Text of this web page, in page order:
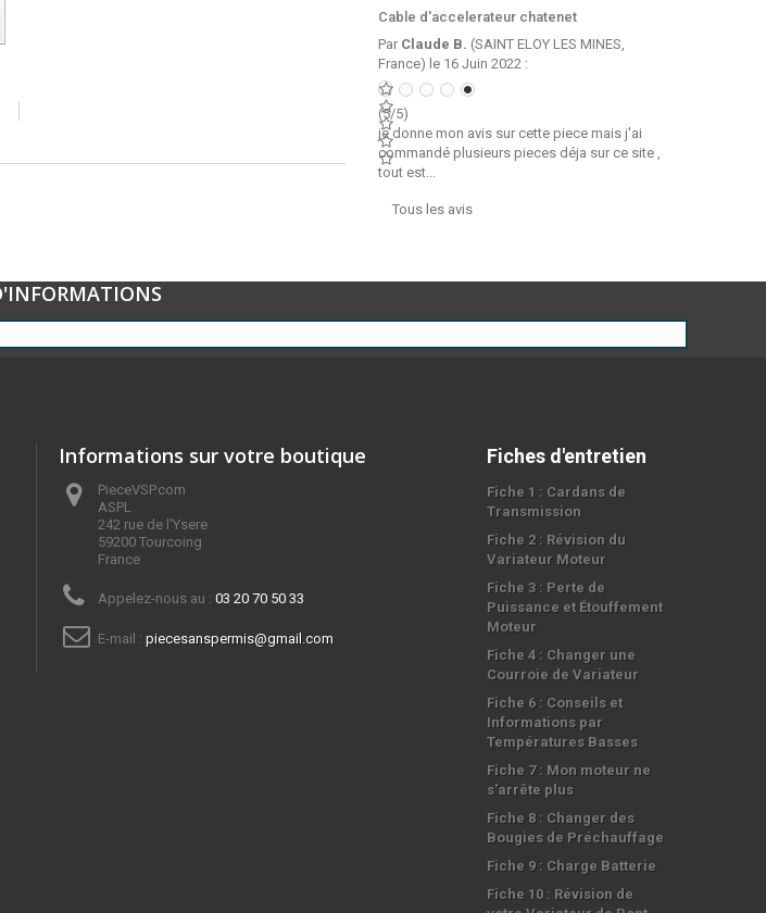
Cable d'accelerateur chatenet
Par Claude B. (SAINT ELOY LES MINES,
France) le 16 Juin 2022 :
(5/5)
je donne mon avis sur cette piece mais j'ai
commandé plusieurs pieces déja sur ce site ,
tout est...
Tous les avis
Informations sur votre boutique
PieceVSP.com
ASPL
242 rue de l'Ysere
59200 Tourcoing
France
Appelez-nous au : 03 20 70 50 33
E-mail : piecesanspermis@gmail.com
Fiches d'entretien
Fiche 1 : Cardans de
Transmission
Fiche 2 : Révision du
Variateur Moteur
Fiche 3 : Perte de
Puissance et Étouffement
Moteur
Fiche 4 : Changer une
Courroie de Variateur
Fiche 6 : Conseils et
Informations par
Températures Basses
Fiche 7 : Mon moteur ne
s'arrête plus
Fiche 8 : Changer des
Bougies de Préchauffage
Fiche 9 : Charge Batterie
Fiche 10 : Révision de